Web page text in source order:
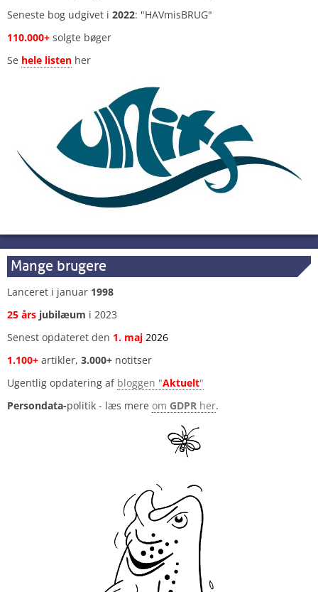
Seneste bog udgivet i 2022: "HAVmisBRUG"
110.000+ solgte bøger
Se hele listen her
Mange brugere
Lanceret i januar 1998
25 års jubilæum i 2023
Senest opdateret den 1. maj 2026
1.100+ artikler, 3.000+ notitser
Ugentlig opdatering af bloggen "Aktuelt"
Persondata-politik - læs mere om GDPR her.